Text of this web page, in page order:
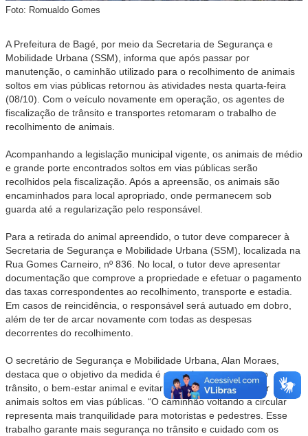
Foto: Romualdo Gomes
A Prefeitura de Bagé, por meio da Secretaria de Segurança e
Mobilidade Urbana (SSM), informa que após passar por
manutenção, o caminhão utilizado para o recolhimento de animais
soltos em vias públicas retornou às atividades nesta quarta-feira
(08/10). Com o veículo novamente em operação, os agentes de
fiscalização de trânsito e transportes retomaram o trabalho de
recolhimento de animais.
Acompanhando a legislação municipal vigente, os animais de médio
e grande porte encontrados soltos em vias públicas serão
recolhidos pela fiscalização. Após a apreensão, os animais são
encaminhados para local apropriado, onde permanecem sob
guarda até a regularização pelo responsável.
Para a retirada do animal apreendido, o tutor deve comparecer à
Secretaria de Segurança e Mobilidade Urbana (SSM), localizada na
Rua Gomes Carneiro, nº 836. No local, o tutor deve apresentar
documentação que comprove a propriedade e efetuar o pagamento
das taxas correspondentes ao recolhimento, transporte e estadia.
Em casos de reincidência, o responsável será autuado em dobro,
além de ter de arcar novamente com todas as despesas
decorrentes do recolhimento.
O secretário de Segurança e Mobilidade Urbana, Alan Moraes,
destaca que o objetivo da medida é garantir a segurança no
trânsito, o bem-estar animal e evitar acidentes causados por
animais soltos em vias públicas. “O caminhão voltando a circular
representa mais tranquilidade para motoristas e pedestres. Esse
trabalho garante mais segurança no trânsito e cuidado com os